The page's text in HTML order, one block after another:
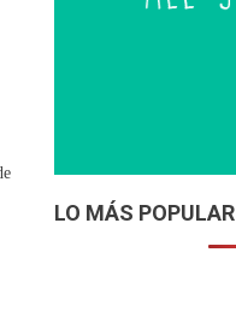
LO MÁS POPULAR